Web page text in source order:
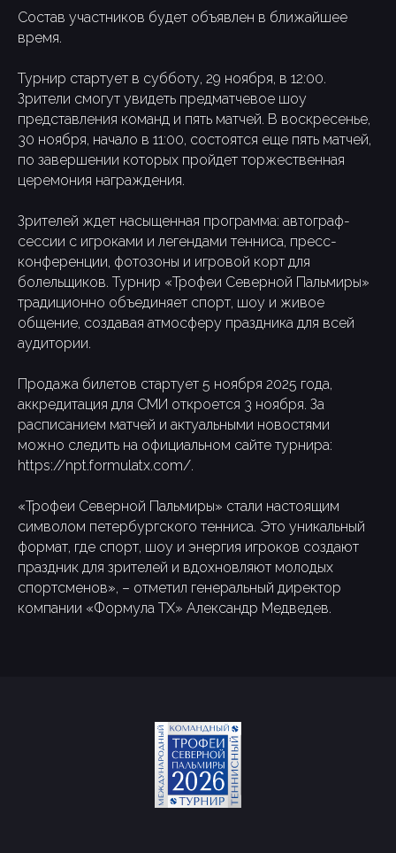
Состав участников будет объявлен в ближайшее
время.
Турнир стартует в субботу, 29 ноября, в 12:00.
Зрители смогут увидеть предматчевое шоу
представления команд и пять матчей. В воскресенье,
30 ноября, начало в 11:00, состоятся еще пять матчей,
по завершении которых пройдет торжественная
церемония награждения.
Зрителей ждет насыщенная программа: автограф-
сессии с игроками и легендами тенниса, пресс-
конференции, фотозоны и игровой корт для
болельщиков. Турнир «Трофеи Северной Пальмиры»
традиционно объединяет спорт, шоу и живое
общение, создавая атмосферу праздника для всей
аудитории.
Продажа билетов стартует 5 ноября 2025 года,
аккредитация для СМИ откроется 3 ноября. За
расписанием матчей и актуальными новостями
можно следить на официальном сайте турнира:
https://npt.formulatx.com/.
«Трофеи Северной Пальмиры» стали настоящим
символом петербургского тенниса. Это уникальный
формат, где спорт, шоу и энергия игроков создают
праздник для зрителей и вдохновляют молодых
спортсменов», – отметил генеральный директор
компании «Формула ТХ» Александр Медведев.